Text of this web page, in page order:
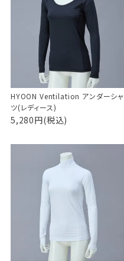
HYOON Ventilation アンダーシャ
ツ(レディース)
5,280円(税込)